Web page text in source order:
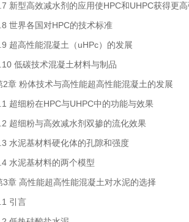
新型高效减水剂的应用使HPC和UHPC获得更
世界各国对HPC的技术标准
超高性能混凝土（uHPc）的发展
低碳技术混凝土材料与制品
2章 粉体技术与高性能超高性能混凝土的发展
超细粉在HPC与UHPC中的功能与效果
超细粉与高效减水剂双掺的流化效果
水泥基材料硬化体的孔隙和强度
水泥基材料的两个模型
3章 高性能超高性能混凝土对水泥的选择
引言